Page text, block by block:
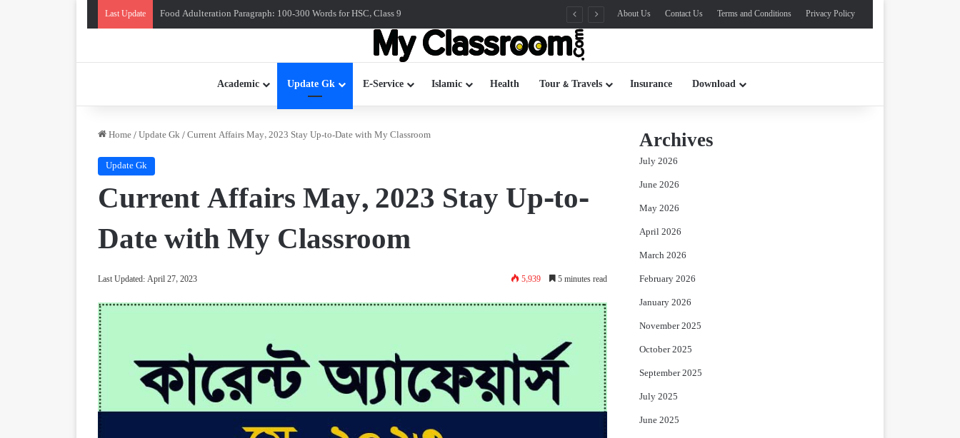
Last Update Food Adulteration Paragraph: 100-300 Words for HSC, Class 9 About Us Contact Us Terms and Conditions Privacy Policy
Academic Update Gk E-Service Islamic Health Tour & Travels Insurance Download
Home / Update Gk / Current Affairs May, 2023 Stay Up-to-Date with My Classroom
Update Gk
Current Affairs May, 2023 Stay Up-to-
Date with My Classroom
Last Updated: April 27, 2023 5,939 5 minutes read
Archives
July 2026
June 2026
May 2026
April 2026
March 2026
February 2026
January 2026
November 2025
October 2025
September 2025
July 2025
June 2025